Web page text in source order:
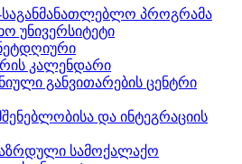
პროგრამა
უნივერსიტეტი
კალენდარი
განვითარების ცენტრი
და ინტეგრაციის
სამოქალაქო